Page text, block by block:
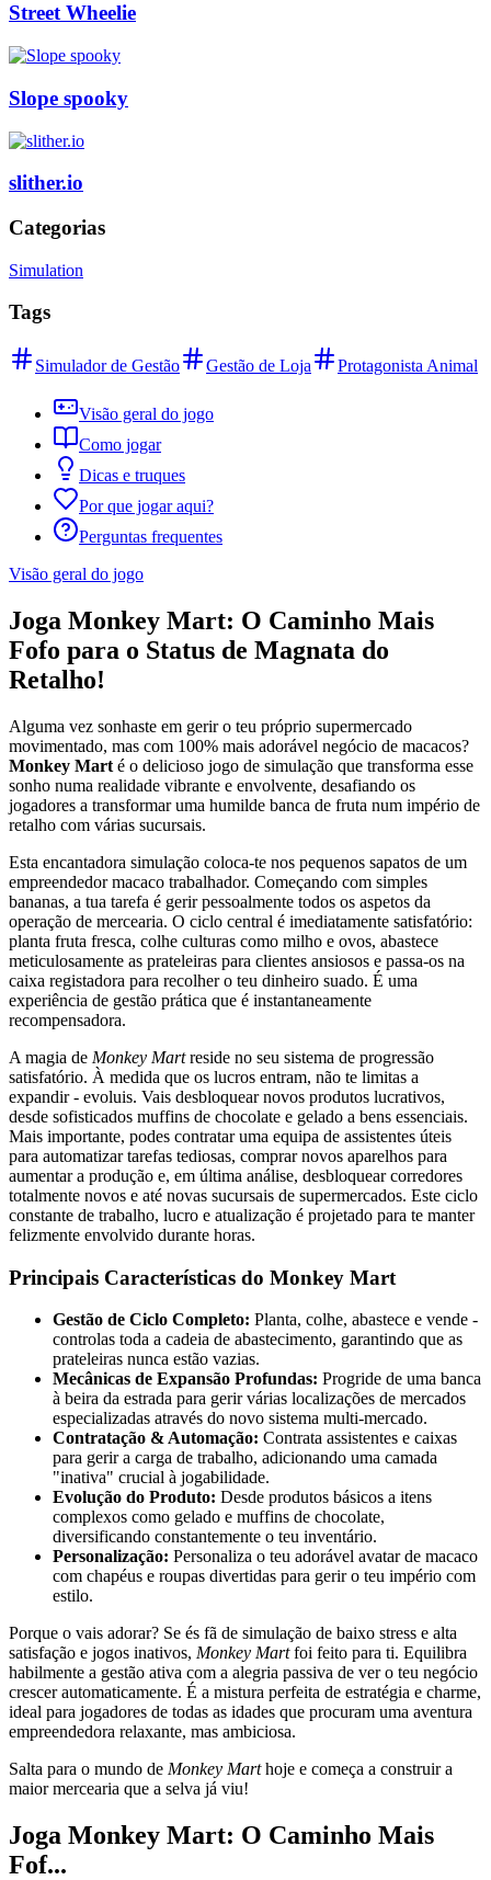
Street Wheelie
Slope spooky
slither.io
Categorias
Simulation
Tags
Simulador de Gestão Gestão de Loja Protagonista Animal
Visão geral do jogo
Como jogar
Dicas e truques
Por que jogar aqui?
Perguntas frequentes
Visão geral do jogo
Joga Monkey Mart: O Caminho Mais
Fofo para o Status de Magnata do
Retalho!
Alguma vez sonhaste em gerir o teu próprio supermercado
movimentado, mas com 100% mais adorável negócio de macacos?
Monkey Mart é o delicioso jogo de simulação que transforma esse
sonho numa realidade vibrante e envolvente, desafiando os
jogadores a transformar uma humilde banca de fruta num império de
retalho com várias sucursais.
Esta encantadora simulação coloca-te nos pequenos sapatos de um
empreendedor macaco trabalhador. Começando com simples
bananas, a tua tarefa é gerir pessoalmente todos os aspetos da
operação de mercearia. O ciclo central é imediatamente satisfatório:
planta fruta fresca, colhe culturas como milho e ovos, abastece
meticulosamente as prateleiras para clientes ansiosos e passa-os na
caixa registadora para recolher o teu dinheiro suado. É uma
experiência de gestão prática que é instantaneamente
recompensadora.
A magia de Monkey Martreside no seu sistema de progressão
satisfatório. À medida que os lucros entram, não te limitas a
expandir - evoluis. Vais desbloquear novos produtos lucrativos,
desde sofisticados muffins de chocolate e gelado a bens essenciais.
Mais importante, podes contratar uma equipa de assistentes úteis
para automatizar tarefas tediosas, comprar novos aparelhos para
aumentar a produção e, em última análise, desbloquear corredores
totalmente novos e até novas sucursais de supermercados. Este ciclo
constante de trabalho, lucro e atualização é projetado para te manter
felizmente envolvido durante horas.
Principais Características do Monkey Mart
Gestão de Ciclo Completo: Planta, colhe, abastece e vende -
controlas toda a cadeia de abastecimento, garantindo que as
prateleiras nunca estão vazias.
Mecânicas de Expansão Profundas: Progride de uma banca
à beira da estrada para gerir várias localizações de mercados
especializadas através do novo sistema multi-mercado.
Contratação & Automação: Contrata assistentes e caixas
para gerir a carga de trabalho, adicionando uma camada
"inativa" crucial à jogabilidade.
Evolução do Produto: Desde produtos básicos a itens
complexos como gelado e muffins de chocolate,
diversificando constantemente o teu inventário.
Personalização: Personaliza o teu adorável avatar de macaco
com chapéus e roupas divertidas para gerir o teu império com
estilo.
Porque o vais adorar? Se és fã de simulação de baixo stress e alta
satisfação e jogos inativos, Monkey Martfoi feito para ti. Equilibra
habilmente a gestão ativa com a alegria passiva de ver o teu negócio
crescer automaticamente. É a mistura perfeita de estratégia e charme,
ideal para jogadores de todas as idades que procuram uma aventura
empreendedora relaxante, mas ambiciosa.
Salta para o mundo de Monkey Marthoje e começa a construir a
maior mercearia que a selva já viu!
Joga Monkey Mart: O Caminho Mais
Fof...